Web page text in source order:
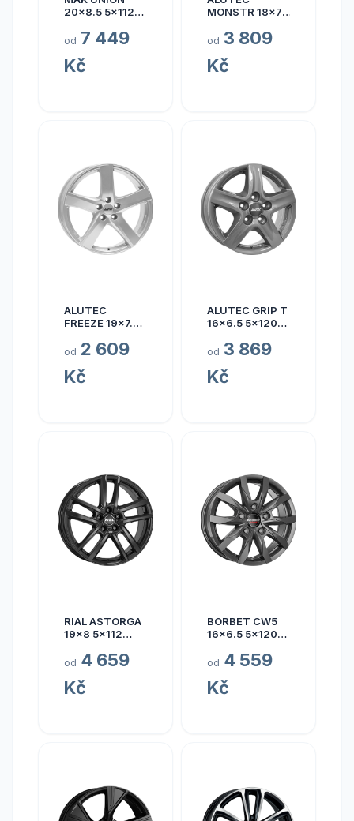
20x8.5 5x112
od 7 449
Kč
MONSTR 18x7.5
od 3 809
Kč
ALUTEC
FREEZE 19x7.5
od 2 609
Kč
ALUTEC GRIP T
16x6.5 5x120
od 3 869
Kč
RIAL ASTORGA
19x8 5x112
od 4 659
Kč
BORBET CW5
16x6.5 5x120
od 4 559
Kč